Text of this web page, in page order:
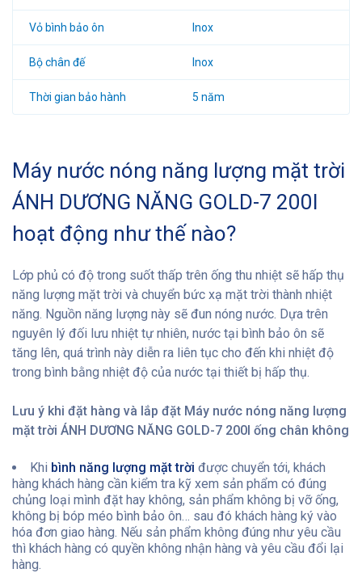
Vỏ bình bảo ôn Inox
Bộ chân đế Inox
Thời gian bảo hành 5 năm
Máy nước nóng năng lượng mặt trời
ÁNH DƯƠNG NĂNG GOLD-7 200l
hoạt động như thế nào?
Lớp phủ có độ trong suốt thấp trên ống thu nhiệt sẽ hấp thụ
năng lượng mặt trời và chuyển bức xạ mặt trời thành nhiệt
năng. Nguồn năng lượng này sẽ đun nóng nước. Dựa trên
nguyên lý đối lưu nhiệt tự nhiên, nước tại bình bảo ôn sẽ
tăng lên, quá trình này diễn ra liên tục cho đến khi nhiệt độ
trong bình bằng nhiệt độ của nước tại thiết bị hấp thụ.
Lưu ý khi đặt hàng và lắp đặt Máy nước nóng năng lượng
mặt trời ÁNH DƯƠNG NĂNG GOLD-7 200l ống chân không
Khi bình năng lượng mặt trời được chuyển tới, khách
hàng khách hàng cần kiểm tra kỹ xem sản phẩm có đúng
chủng loại mình đặt hay không, sản phẩm không bị vỡ ống,
không bị bóp méo bình bảo ôn… sau đó khách hàng ký vào
hóa đơn giao hàng. Nếu sản phẩm không đúng như yêu cầu
thì khách hàng có quyền không nhận hàng và yêu cầu đổi lại
hàng.